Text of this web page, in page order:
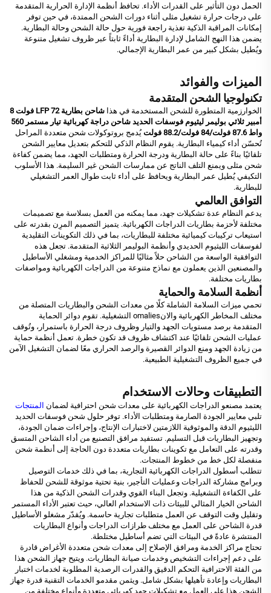
الحمل دون التأثير على القدرات الأداء. تحافظ أنظمة الإدارة الحرارية المتقدمة
على درجات حرارة تشغيل مثلى أثناء دورات الشحن الممتدة، في حين توفر
إمكانات المراقبة الذكية تغذية راجعة فورية حول حالة الشحن وحالة البطارية.
يضمن هذا النهج الشامل لإدارة البطارية أداءً ثابتاً عبر ظروف تشغيل متنوعة
ويُطيل بشكل كبير من عمر البطارية الإجمالي.
الميزات والفوائد
تكنولوجيا الشحن المتقدمة
الخوارزمية المتطورة للشحن المستخدمة في هذا
شاحن بطارية LFP 72 فولت 8
أمبير ثلاثي بوليمر ليثيوم فوسفات الحديد شاحن دراجة كهربائية تيار مستمر 560
واط 87.6 فولت/84 فولت/88.2 فولت
يُدمج بروتوكولات شحن متعددة المراحل
تُحسّن أداء كيمياء البطارية. يقوم النظام الذكي للتحكم بتعديل معايير الشحن
تلقائيًا بناءً على حالة البطارية ودرجة الحرارة ومتطلبات الجهد، مما يضمن كفاءة
شحن مثلى ويمنع التلف الناتج عن ممارسات الشحن غير السليمة. هذا الأسلوب
التكيفي يُطيل عمر البطارية ويحافظ على أداء ثابت طوال العمر التشغيلي
للبطارية.
التوافق العالمي
يدعم النظام عدة تشكيلات جهد، مما يمكنه من العمل بسلاسة مع تصميمات
مختلفة لأحزمة بطاريات الدراجات الكهربائية. يتميز التصميم المرِن بقدرته على
استيعاب تركيبات كيميائية مختلفة للبطاريات، بما في ذلك التكوينات التقليدية
لفوسفات الليثيوم الحديدي وأنظمة البوليمر الثلاثية المتقدمة. تجعل هذه
التوافقية الواسعة من الشاحن حلاً مثاليًا للمراكز الخدمية ومشغلي الأساطيل
والمصنعين الذين يعملون مع نماذج متنوعة من الدراجات الكهربائية ومواصفات
بطاريات مختلفة.
أنظمة السلامة والحماية
تحمي ميزات السلامة الشاملة كلًا من معدات الشحن والبطاريات المتصلة من
مختلف المخاطر الكهربائية والانomalies التشغيلية. تقوم دوائر الحماية
المتقدمة برصد مستويات الجهد والتيار وظروف درجة الحرارة باستمرار، وتُوقف
عمليات الشحن تلقائيًا عند اكتشاف ظروف قد تكون خطرة. تعمل أنظمة حماية
من زيادة الجهد ومنع الدوائر القصيرة والرصد الحراري معًا لضمان التشغيل الآمن
في جميع الظروف التشغيلية الطبيعية.
التطبيقات وحالات الاستخدام
يعتمد مصنعو الدراجات الكهربائية على معدات شحن احترافية لضمان المنتجات
تلبي معايير الجودة الصارمة ومتطلبات الأداء. توفر حلول شحن فوسفات الحديد
الليثيوم الدقة والموثوقية اللازمتين لاختبارات الإنتاج، وإجراءات ضمان الجودة،
وتجهيز البطاريات قبل التسليم. تستفيد مرافق التصنيع من أداء الشاحن المتسق
وقدرته على التعامل مع تكوينات بطاريات متعددة دون الحاجة إلى أنظمة شحن
منفصلة لكل خط من خطوط المنتجات.
تتطلب أسطول الدراجات الكهربائية التجارية، بما في ذلك خدمات التوصيل
وبرامج مشاركة الدراجات وعمليات التأجير، بنية تحتية موثوقة للشحن للحفاظ
على الكفاءة التشغيلية. وتجعل البناء القوي وقدرات الشحن الذكية من هذا
الشاحن الخيار المثالي للبيئات ذات الاستخدام العالي، حيث تعتبر الأداء المستمر
وتقليل وقت التوقف عن العمل متطلبات تجارية حاسمة. ويُقدّر مشغلو الأساطيل
قدرة الشاحن على العمل مع مختلف طرازات الدراجات وأنواع البطاريات
المنتشرة عادةً في البيئات التي تضم أساطيل مختلطة.
تحتاج مراكز الخدمة ومرافق الإصلاح إلى معدات شحن متعددة الأغراض قادرة
على دعم إجراءات التشخيص وخدمات صيانة البطاريات. ويتيح جهاز الشحن هذا
من الفئة الاحترافية التحكم الدقيق والقدرات الرصدية المطلوبة لخدمات اختبار
البطاريات وإعادة تأهيلها بشكل شامل. ويثمن مقدمو الخدمات التقنية قدرة جهاز
الشحن هذا على العمل مع تشكيلات جهد كهربائي متعددة وأنواع مختلفة من